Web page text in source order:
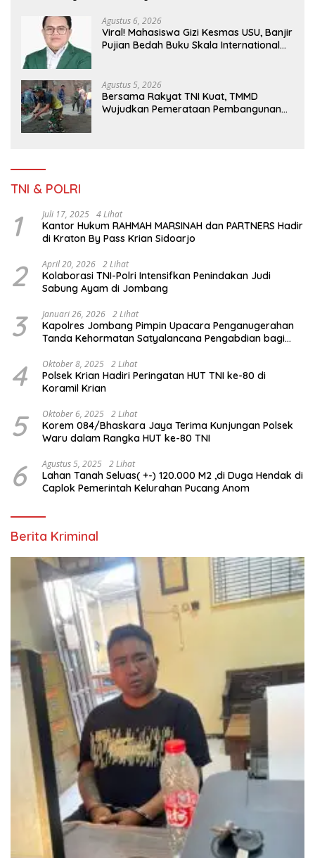
Agustus 6, 2026
Viral! Mahasiswa Gizi Kesmas USU, Banjir
Pujian Bedah Buku Skala International
Agustus 5, 2026
Bersama Rakyat TNI Kuat, TMMD
Wujudkan Pemerataan Pembangunan
TNI & POLRI
1 Juli 17, 2025 4 Lihat
Kantor Hukum RAHMAH MARSINAH dan PARTNERS Hadir
di Kraton By Pass Krian Sidoarjo
2 April 20, 2026 2 Lihat
Kolaborasi TNI-Polri Intensifkan Penindakan Judi
Sabung Ayam di Jombang
3 Januari 26, 2026 2 Lihat
Kapolres Jombang Pimpin Upacara Penganugerahan
Tanda Kehormatan Satyalancana Pengabdian bagi
4 Oktober 8, 2025 2 Lihat
Polsek Krian Hadiri Peringatan HUT TNI ke-80 di
Koramil Krian
5 Oktober 6, 2025 2 Lihat
Korem 084/Bhaskara Jaya Terima Kunjungan Polsek
6 Agustus 5, 2025 2 Lihat
Lahan Tanah Seluas( +-) 120.000 M2 ,di Duga Hendak di
Caplok Pemerintah Kelurahan Pucang Anom
Berita Kriminal